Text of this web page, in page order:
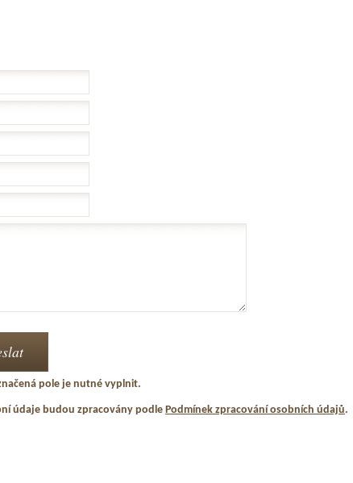
pole je nutné vyplnit.
údaje budou zpracovány podle Podmínek zpracování osobních údajů.